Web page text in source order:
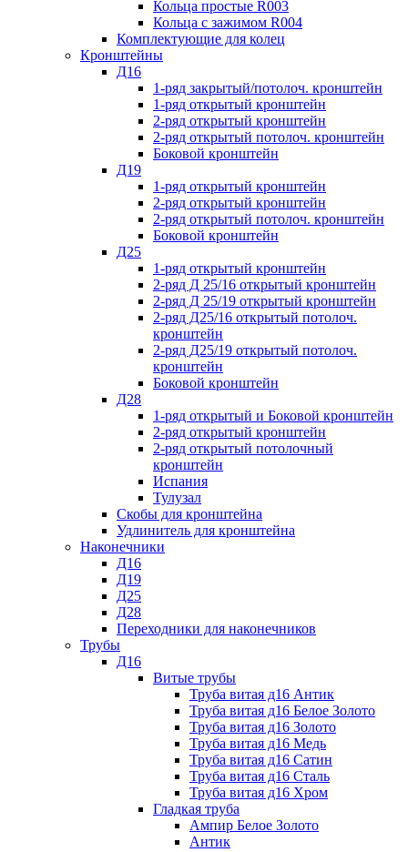
Кольца простые R003
Кольца с зажимом R004
Комплектующие для колец
Кронштейны
Д16
1-ряд закрытый/потолоч. кронштейн
1-ряд открытый кронштейн
2-ряд открытый кронштейн
2-ряд открытый потолоч. кронштейн
Боковой кронштейн
Д19
1-ряд открытый кронштейн
2-ряд открытый кронштейн
2-ряд открытый потолоч. кронштейн
Боковой кронштейн
Д25
1-ряд открытый кронштейн
2-ряд Д 25/16 открытый кронштейн
2-ряд Д 25/19 открытый кронштейн
2-ряд Д25/16 открытый потолоч.
кронштейн
2-ряд Д25/19 открытый потолоч.
кронштейн
Боковой кронштейн
Д28
1-ряд открытый и Боковой кронштейн
2-ряд открытый кронштейн
2-ряд открытый потолочный
кронштейн
Испания
Тулузал
Скобы для кронштейна
Удлинитель для кронштейна
Наконечники
Д16
Д19
Д25
Д28
Переходники для наконечников
Трубы
Д16
Витые трубы
Труба витая д16 Антик
Труба витая д16 Белое Золото
Труба витая д16 Золото
Труба витая д16 Медь
Труба витая д16 Сатин
Труба витая д16 Сталь
Труба витая д16 Хром
Гладкая труба
Ампир Белое Золото
Антик